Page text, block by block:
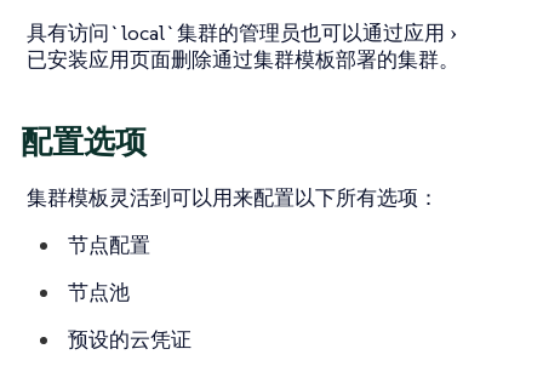
具有访问`local`集群的管理员也可以通过应用
已安装应用页面删除通过集群模板部署的集群。
配置选项
集群模板灵活到可以用来配置以下所有选项：
节点配置
节点池
预设的云凭证